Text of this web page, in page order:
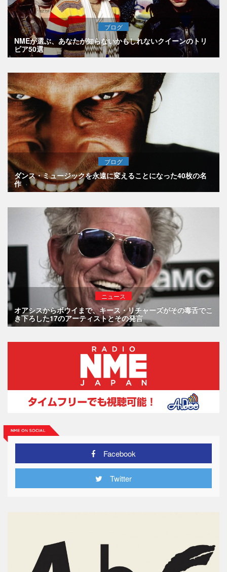
ブログ
NMEが選ぶ、あなたが知らないかもしれないクイーンのトリ
ビア50選
ブログ
ダンス・ミュージックを永遠に変えることになった40枚の名
作
ニュース
オアシスからボウイまで、キース・リチャーズがその毒舌でこ
き下ろした17のアーティストとその発言
Facebook
Twitter